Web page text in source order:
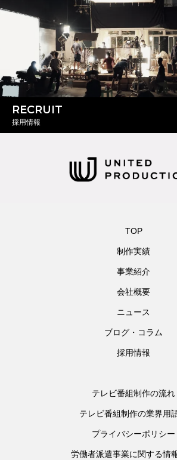
RECRUIT
採用情報
TOP
制作実績
事業紹介
会社概要
ニュース
ブログ・コラム
採用情報
テレビ番組制作の流れ
テレビ番組制作の業界用
プライバシーポリシー
労働者派遣事業に関する情